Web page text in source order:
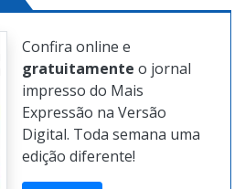
Confira online e
gratuitamenteo jornal
impresso do Mais
Expressão na Versão
Digital. Toda semana uma